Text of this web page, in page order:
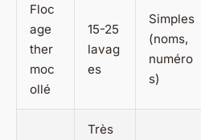
Floc
age
ther
moc
ollé
15-25
lavag
es
Simples
(noms,
numéro
s)
Très